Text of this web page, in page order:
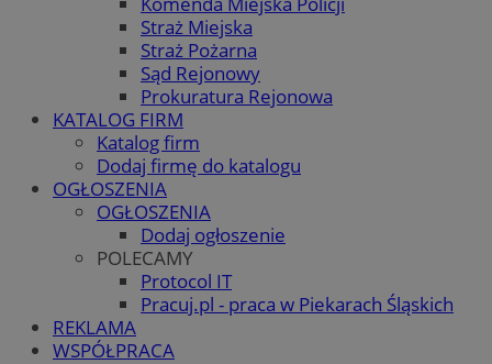
Straż Miejska
Straż Pożarna
Sąd Rejonowy
Prokuratura Rejonowa
KATALOG FIRM
Katalog firm
Dodaj firmę do katalogu
OGŁOSZENIA
OGŁOSZENIA
Dodaj ogłoszenie
POLECAMY
Protocol IT
Pracuj.pl - praca w Piekarach Śląskich
REKLAMA
WSPÓŁPRACA